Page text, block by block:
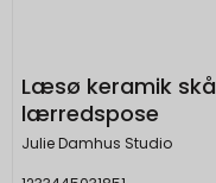
Læsø keramik
lærredspose
Julie Damhus Studio